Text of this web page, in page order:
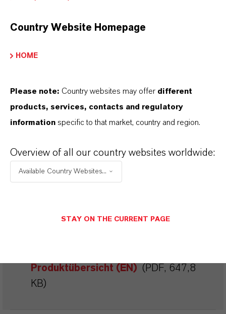
SPRACHE AUSWÄHLEN
DOWNLOAD
HILFREICHE INFORMATIONEN –
Produktübersicht (EN) (PDF, 647,8
KB)
Country Website Homepage
HOME
Please note: Country websites may offer different
products, services, contacts and regulatory
information specific to that market, country and region.
Overview of all our country websites worldwide:
Available Country Websites...
STAY ON THE CURRENT PAGE